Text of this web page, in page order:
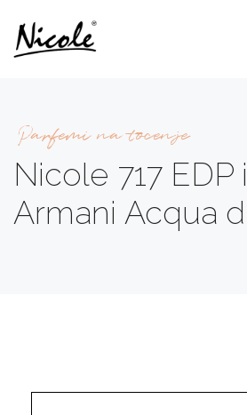
Parfemi na tocenje
Nicole 717 EDP
Armani Acqua